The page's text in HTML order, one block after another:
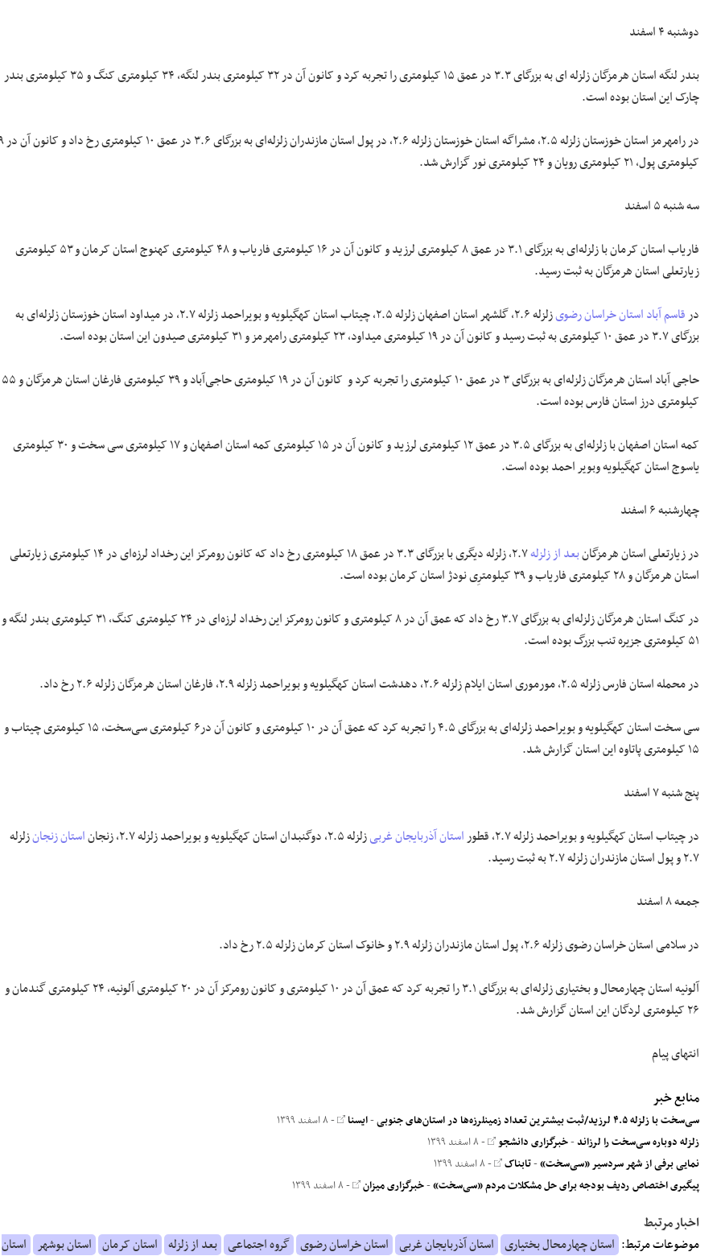
دوشنبه ۴ اسفند
بندر لنگه استان هرمزگان زلزله ‎ای به بزرگای ۳.۳ در عمق ۱۵ کیلومتری را تجربه کرد و کانون آن در ۳۲ کیلومتری بندر لنگه، ۳۴ کیلومتری کنگ و ۳۵ کیلومتری بندر
چارک این استان بوده است.
در رامهرمز استان خوزستان زلزله ۲.۵،
کیلومتری پول، ۲۱ کیلومتری رویان و ۲۴ کیلومتری نور گزارش شد.
سه شنبه ۵ اسفند
فاریاب استان کرمان با زلزله‌ای به بزرگای ۳.۱ در عمق ۸ کیلومتری لرزید و کانون آن در ۱۶ کیلومتری فاریاب و ۴۸ کیلومتری کهنوج استان کرمان و ۵۳ کیلومتری
زیارتعلی استان هرمزگان به ثبت رسید.
درقاسم آباداستان خراسان رضوی
زلزله ۲.۶، گلشهر استان اصفهان زلزله ۲.۵، چیتاب استان کهگیلویه و بویراحمد زلزله ۲.۷، در میداود استان خوزستان زلزله‌ای به
بزرگای ۳.۷ در عمق ۱۰ کیلومتری به ثبت رسید و کانون آن در ۱۹ کیلومتری میداود، ۲۳ کیلومتری رامهرمز و ۳۱ کیلومتری صیدون این استان بوده است.
حاجی آباد استان هرمزگان زلزله‌ای به بزرگای ۳ در عمق ۱۰ کیلومتری را تجربه کرد و کانون آن در ۱۹ کیلومتری حاجی‌آباد و ۳۹ کیلومتری فارغان استان هرمزگان و ۵۵
کیلومتری درز استان فارس بوده است.
کمه استان اصفهان با زلزله‌ای به بزرگای ۳.۵ در عمق ۱۲ کیلومتری لرزید و کانون آن در ۱۵ کیلومتری کمه استان اصفهان و ۱۷ کیلومتری سی سخت و ۳۰ کیلومتری
یاسوج استان کهگیلویه وبویر احمد بوده است.
چهارشنبه ۶ اسفند
در زیارتعلی استان هرمزگانبعد از زلزله
۲.۷، زلزله دیگری با بزرگای ۳.۳ در عمق ۱۸ کیلومتری رخ داد که کانون رومرکز این رخداد لرزه‎‌ای در ۱۴ کیلومتری زیارتعلی
استان هرمزگان و ۲۸ کیلومتری فاریاب و ۳۹ کیلومترِی نودژ استان کرمان بوده است.
در کنگ استان هرمزگان زلزله‌ای به بزرگای ۳.۷ رخ داد که عمق آن در ۸ کیلومتری و کانون رومرکز این رخداد لرزه‌ای در ۲۴ کیلومتری کنگ، ۳۱ کیلومتری بندر لنگه و
۵۱ کیلومتری جزیره تنب بزرگ بوده است.
در محمله استان فارس زلزله ۲.۵، مورموری استان ایلام زلزله ۲.۶، دهدشت استان کهگیلویه و بویراحمد زلزله ۲.۹، فارغان استان هرمزگان زلزله ۲.۶ رخ داد.
سی سخت استان کهگیلویه و بویراحمد زلزله‌ای به بزرگای ۴.۵ را تجربه کرد که عمق آن در ۱۰ کیلومتری و کانون آن در۶ کیلومتری سی‌سخت، ۱۵ کیلومتری چیتاب و
۱۵ کیلومتری پاتاوه این استان گزارش شد.
پنج شنبه ۷ اسفند
در چیتاب استان کهگیلویه و بویراحمد زلزله ۲.۷، قطور استان آذربایجان غربیزلزله ۲.۵، دوگنبدان استان کهگیلویه و بویراحمد زلزله ۲.۷، زنجان استان زنجانزلزله
۲.۷ و پول استان مازندران زلزله ۲.۷ به ثبت رسید.
جمعه ۸ اسفند
در سلامی استان خراسان رضوی زلزله ۲.۶، پول استان مازندران زلزله ۲.۹ و خانوک استان کرمان زلزله ۲.۵ رخ داد.
آلونیه استان چهارمحال و بختیاری زلزله‌ای به بزرگای ۳.۱ را تجربه کرد که عمق آن در ۱۰ کیلومتری و کانون رومرکز آن در ۲۰ کیلومتری آلونیه، ۲۴ کیلومتری گندمان و
۲۶ کیلومتری لردگان این استان گزارش شد.
انتهای پیام
منابع خبر
سی‌سخت با زلزله ۴.۵ لرزید/ثبت بیشترین تعداد زمینلرزه‌ها در استان‌های جنوبی -ایسنا - ۸ اسفند ۱۳۹۹
زلزله دوباره سی‌سخت را لرزاند-خبرگزاری دانشجو - ۸ اسفند ۱۳۹۹
نمایی برفی از شهر سردسیر «سی‌سخت»-تابناک - ۸ اسفند ۱۳۹۹
پیگیری اختصاص ردیف بودجه برای حل مشکلات مردم ⁧«‫سی‌سخت»
-خبرگزاری میزان - ۸ اسفند ۱۳۹۹
اخبار مرتبط
موضوعات مرتبط: استان چهارمحال بختیاری استان آذربایجان غربی استان خراسان رضوی گروه اجتماعی بعد از زلزله استان کرمان استان بوشهر استان